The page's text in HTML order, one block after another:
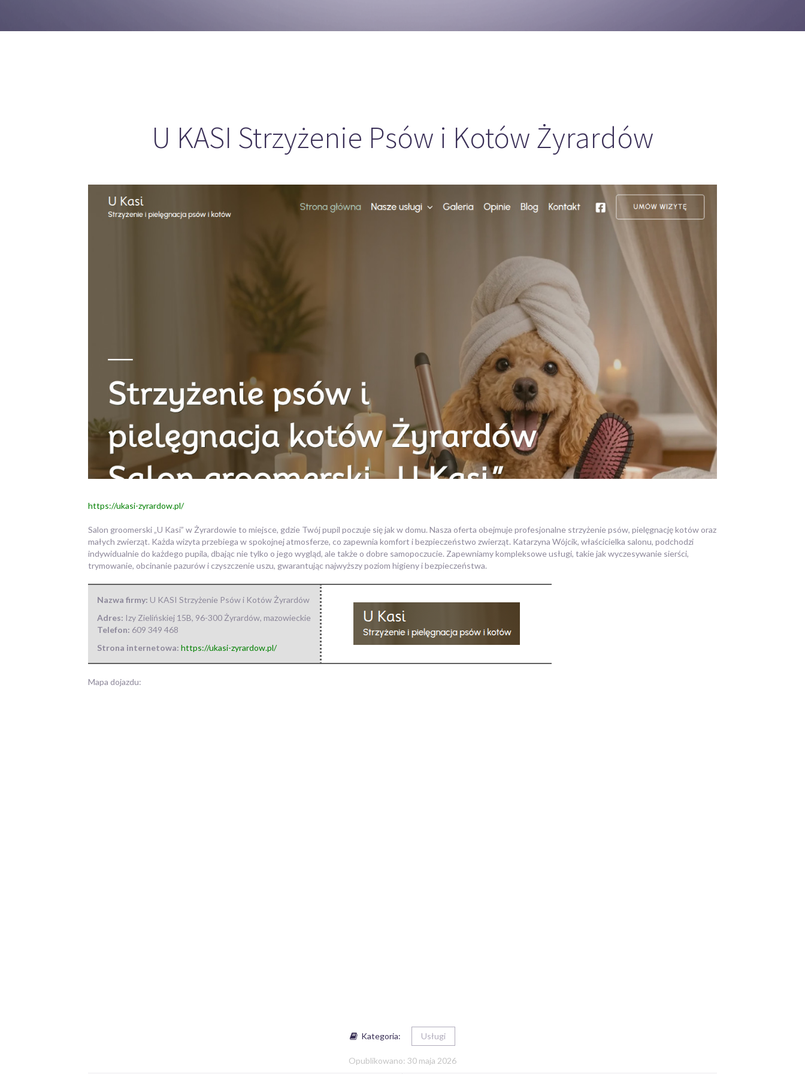
U KASI Strzyżenie Psów i Kotów Żyrardów
https://ukasi-zyrardow.pl/
Salon groomerski „U Kasi” w Żyrardowie to miejsce, gdzie Twój pupil poczuje się jak w domu. Nasza oferta obejmuje profesjonalne strzyżenie psów, pielęgnację kotów oraz
małych zwierząt. Każda wizyta przebiega w spokojnej atmosferze, co zapewnia komfort i bezpieczeństwo zwierząt. Katarzyna Wójcik, właścicielka salonu, podchodzi
indywidualnie do każdego pupila, dbając nie tylko o jego wygląd, ale także o dobre samopoczucie. Zapewniamy kompleksowe usługi, takie jak wyczesywanie sierści,
trymowanie, obcinanie pazurów i czyszczenie uszu, gwarantując najwyższy poziom higieny i bezpieczeństwa.
Nazwa firmy: U KASI Strzyżenie Psów i Kotów Żyrardów
Adres: Izy Zielińskiej 15B, 96-300 Żyrardów, mazowieckie
Telefon: 609 349 468
Strona internetowa: https://ukasi-zyrardow.pl/
Mapa dojazdu:
Kategoria: Usługi
Opublikowano: 30 maja 2026